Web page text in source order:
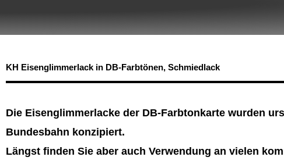
KH Eisenglimmerlack in DB-Farbtönen, Schmiedlack
Die Eisenglimmerlacke der DB-Farbtonkarte wurden
Bundesbahn konzipiert.
Längst finden Sie aber auch Verwendung an vielen